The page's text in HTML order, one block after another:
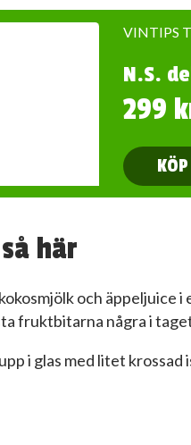
VINTIPS
N.S.
299
KÖP
här
och äppeljuice
fruktbitarna några i
i glas med litet krossad